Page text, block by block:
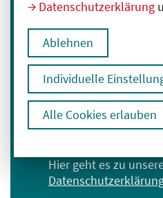
Datenschutzerklärung
Ablehnen
Individuelle
Alle Cookies erlauben
E-Mail-Adresse eingeben
Ich bin mit der
Hier geht es zu
Anmelden